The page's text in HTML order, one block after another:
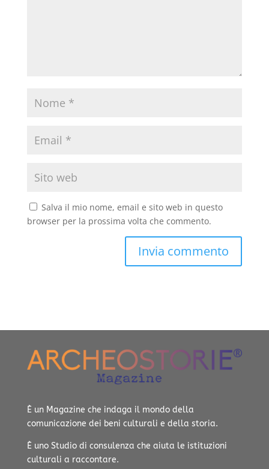
Salva il mio nome, email e sito web in questo
browser per la prossima volta che commento.
È un Magazine che indaga il mondo della
comunicazione dei beni culturali e della storia.
È uno Studio di consulenza che aiuta le istituzioni
culturali a raccontare.